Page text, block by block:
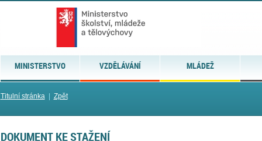
MINISTERSTVO VZDĚLÁVÁNÍ MLÁDEŽ
Titulní stránka| Zpět
DOKUMENT KE STAŽENÍ